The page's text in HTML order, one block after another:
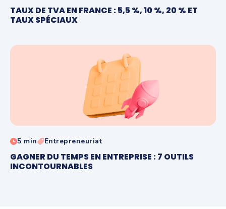
TAUX DE TVA EN FRANCE : 5,5 %, 10 %, 20 % ET
TAUX SPÉCIAUX
5 min Entrepreneuriat
GAGNER DU TEMPS EN ENTREPRISE : 7 OUTILS
INCONTOURNABLES